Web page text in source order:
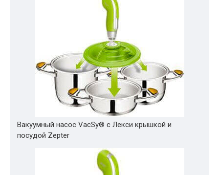
Вакуумный насос VacSy® с Лекси крышкой и
посудой Zepter